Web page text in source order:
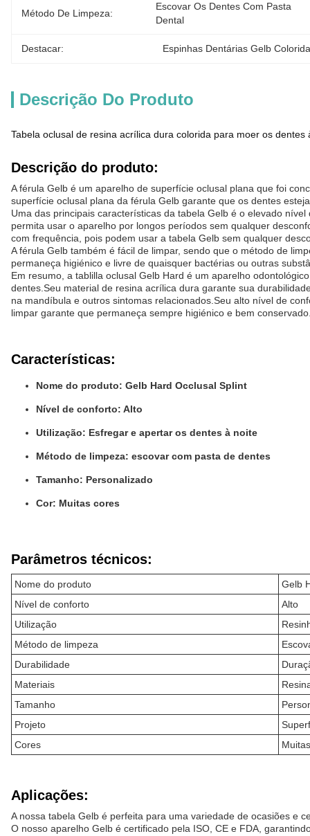
Método De Limpeza:
Escovar Os Dentes Com Pasta
Dental
Destacar: Espinhas Dentárias Gelb
Descrição Do Produto
Tabela oclusal de resina acrílica dura colorida para moer os dentes
Descrição do produto:
A férula Gelb é um aparelho de superfície oclusal plana que foi
superfície oclusal plana da férula Gelb garante que os dentes
Uma das principais características da tabela Gelb é o elevado
permita usar o aparelho por longos períodos sem qualquer
com frequência, pois podem usar a tabela Gelb sem qualquer
A férula Gelb também é fácil de limpar, sendo que o método de
permaneça higiénico e livre de quaisquer bactérias ou outras
Em resumo, a tablilla oclusal Gelb Hard é um aparelho
dentes.Seu material de resina acrílica dura garante sua
na mandíbula e outros sintomas relacionados.Seu alto nível de
limpar garante que permaneça sempre higiénico e bem
Características:
Nome do produto: Gelb Hard Occlusal Splint
Nível de conforto: Alto
Utilização: Esfregar e apertar os dentes à noite
Método de limpeza: escovar com pasta de dentes
Tamanho: Personalizado
Cor: Muitas cores
Parâmetros técnicos:
Nome do produto
Gelb
Nível de conforto
Alto
Utilização
Método de limpeza
Durabilidade
Materiais
Tamanho
Projeto
Cores
Aplicações:
A nossa tabela Gelb é perfeita para uma variedade de ocasiões e
O nosso aparelho Gelb é certificado pela ISO, CE e FDA,